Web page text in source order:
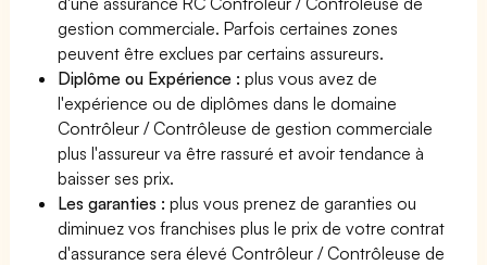
gestion commerciale. Parfois certaines zones
peuvent être exclues par certains assureurs.
Diplôme ou Expérience :plus vous avez de
l'expérience ou de diplômes dans le domaine
Contrôleur / Contrôleuse de gestion commerciale
plus l'assureur va être rassuré et avoir tendance à
baisser ses prix.
Les garanties :plus vous prenez de garanties ou
diminuez vos franchises plus le prix de votre contrat
d'assurance sera élevé Contrôleur / Contrôleuse de